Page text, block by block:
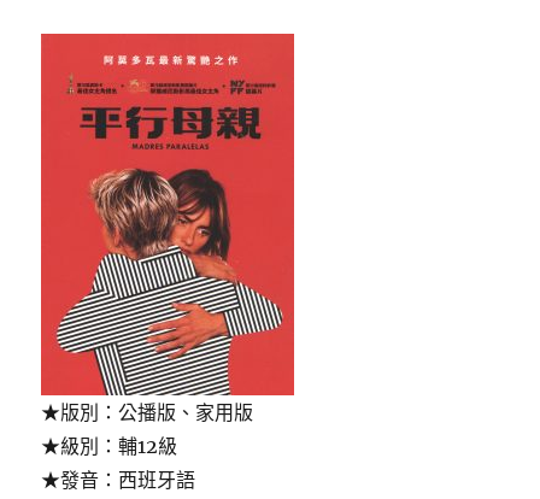
★版別：公播版、家用版
★級別：輔12級
★發音：西班牙語